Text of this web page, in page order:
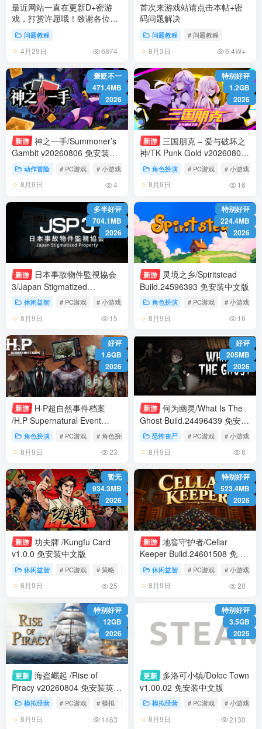
最近网站一直在更新D+密游
戏，打赏许愿哦！致谢各位玩
问题教程
4月29日 6874
首次来游戏站请点击本帖+密
码问题解决
问题教程 # 问题教程
8月3日 6.4W+
褒贬不一
471.4MB
2026
新游 神之一手/Summoner’s
Gambit v20260806 免安装中
文版动作冒险 # PC游戏 # 小游戏 # 肉鸽
8月9日 4
特别好评
1.2GB
2026
新游 三国朋克 – 爱与破坏之
神/TK Punk Gold v20260806
免安装中文版
角色扮演 # PC游戏 # 小游戏
8月9日 16
多半好评
704.1MB
2026
新游
日本事故物件監視協会
3/Japan Stigmatized
Property3 Build.24611309 免
安装中文版
休闲益智 # PC游戏 # 小游戏 # 冒险
8月9日 15
特别好评
224.4MB
2026
新游
灵境之乡/Spiritstead
Build.24596393 免安装中文版
角色扮演 # PC游戏 # 小游戏
8月9日 16
好评
1.6GB
2026
新游 H·P超自然事件档案
/H.P Supernatural Event
Archives Build.24454140 免安
装中文版
角色扮演 # PC游戏 # 角色扮演 # 肉鸽
8月9日 23
好评
205MB
2026
新游 何为幽灵/What Is The
Ghost Build.24496439 免安装
中文版恐怖丧尸 # PC游戏 # 小游戏
8月9日 8
暂无
934.3MB
2026
新游 功夫牌 /Kungfu Card
v1.0.0 免安装中文版
休闲益智 # PC游戏 # 策略
8月9日 25
特别好评
523.4MB
2026
新游 地窖守护者/Cellar
Keeper Build.24601508 免安
装中文版
休闲益智 # PC游戏 # 小游戏
8月9日 20
特别好评
12GB
2026
更新 海盗崛起 /Rise of
Piracy v20260804 免安装英文
版 模拟经营 # PC游戏 # 模拟
8月9日 1463
特别好评
3.5GB
2025
更新 多洛可小镇/Doloc Town
v1.00.02 免安装中文版
模拟经营 # PC游戏 # 小游戏
8月9日 2130